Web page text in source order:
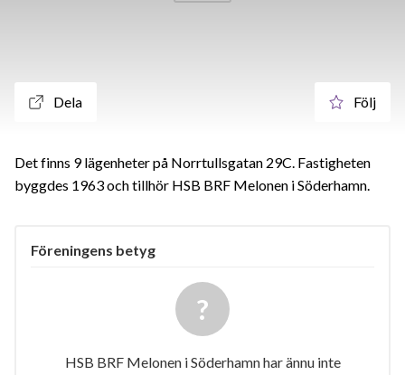
Dela Följ
Det finns 9 lägenheter på Norrtullsgatan 29C. Fastigheten
byggdes 1963 och tillhör HSB BRF Melonen i Söderhamn.
Föreningens betyg
HSB BRF Melonen i Söderhamn har ännu inte